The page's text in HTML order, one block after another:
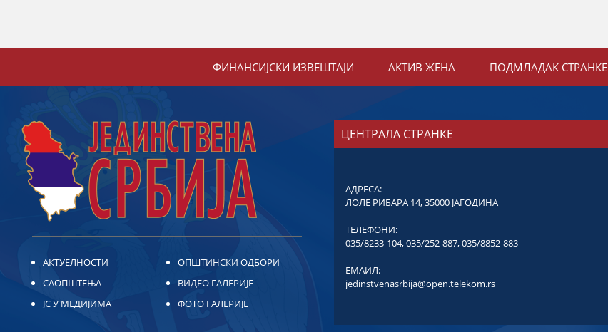
ФИНАНСИЈСКИ ИЗВЕШТАЈИ АКТИВ ЖЕНА ПОДМЛАДАК СТРАНКЕ
АКТУЕЛНОСТИ
САОПШТЕЊА
ЈС У МЕДИЈИМА
ОПШТИНСКИ ОДБОРИ
ВИДЕО ГАЛЕРИЈЕ
ФОТО ГАЛЕРИЈЕ
ЦЕНТРАЛА СТРАНКЕ
АДРЕСА:
ЛОЛЕ РИБАРА 14, 35000 ЈАГОДИНА
ТЕЛЕФОНИ:
035/8233-104,035/252-887,035/8852-883
ЕМАИЛ:
jedinstvenasrbija@open.telekom.rs